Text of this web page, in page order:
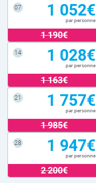
07 1 052€
par personne
1 190€
14 1 028€
par personne
1 163€
21 1 757€
par personne
1 985€
28 1 947€
par personne
2 200€